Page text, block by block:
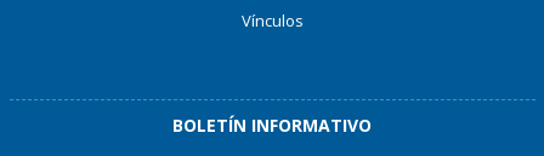
Vínculos
BOLETÍN INFORMATIVO